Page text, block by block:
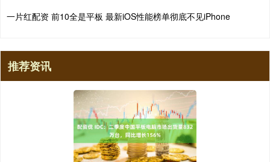
一片红配资 前10全是平板 最新iOS性能榜单彻底不见iPhone
推荐资讯